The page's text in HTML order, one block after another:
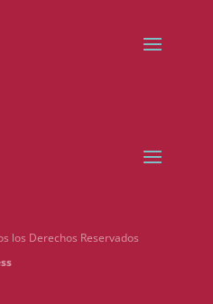
los Derechos Reservados